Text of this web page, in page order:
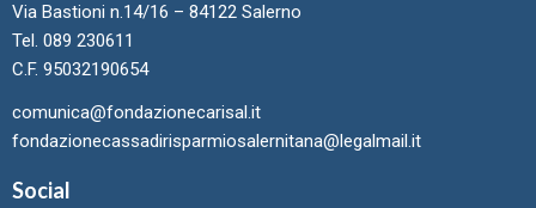
Via Bastioni n.14/16 – 84122 Salerno
Tel. 089 230611
C.F. 95032190654
comunica@fondazionecarisal.it
fondazionecassadirisparmiosalernitana@legalmail.it
Social